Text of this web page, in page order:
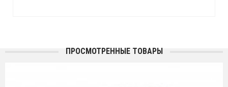
ПРОСМОТРЕННЫЕ ТОВАРЫ